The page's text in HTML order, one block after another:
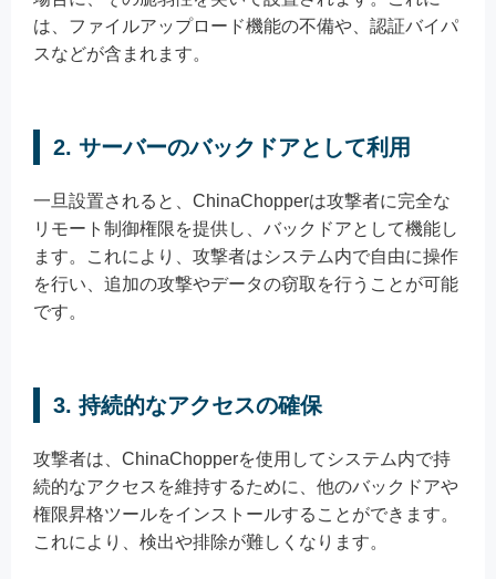
は、ファイルアップロード機能の不備や、認証バイパ
スなどが含まれます。
2. サーバーのバックドアとして利用
一旦設置されると、ChinaChopperは攻撃者に完全な
リモート制御権限を提供し、バックドアとして機能し
ます。これにより、攻撃者はシステム内で自由に操作
を行い、追加の攻撃やデータの窃取を行うことが可能
です。
3. 持続的なアクセスの確保
攻撃者は、ChinaChopperを使用してシステム内で持
続的なアクセスを維持するために、他のバックドアや
権限昇格ツールをインストールすることができます。
これにより、検出や排除が難しくなります。